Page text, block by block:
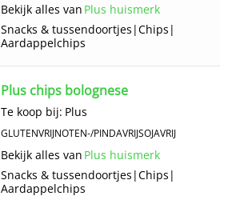
Bekijk alles van Plus huismerk
Snacks & tussendoortjes |Chips |
Aardappelchips
Plus chips bolognese
Te koop bij: Plus
GLUTENVRIJNOTEN-/PINDAVRIJSOJAVRIJ
Bekijk alles van Plus huismerk
Snacks & tussendoortjes |Chips |
Aardappelchips